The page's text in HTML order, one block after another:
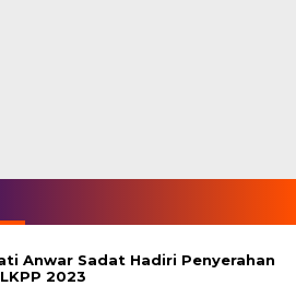
Anwar Sadat Hadiri Penyerahan
2023